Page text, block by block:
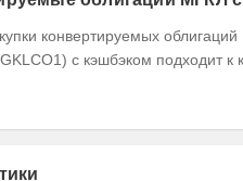
конвертируемых облигаций
подходит к концу.